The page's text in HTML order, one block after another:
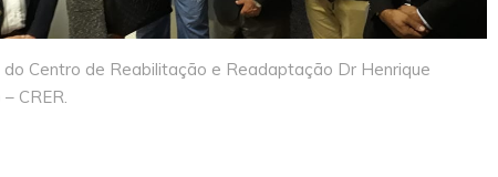
do Centro de Reabilitação e Readaptação Dr Henrique
CRER.